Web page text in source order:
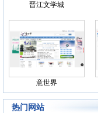
晋江文学城
意世界
热门网站